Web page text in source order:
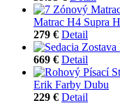
Matrac H4 Supra
279 € Detail
669 € Detail
Erik Farby Dubu
229 € Detail